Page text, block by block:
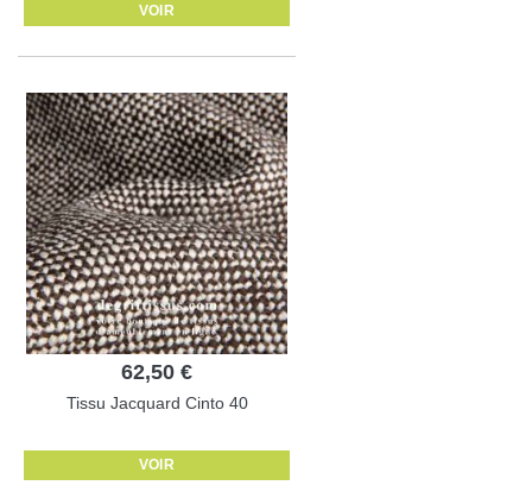
VOIR
62,50 €
Tissu Jacquard Cinto 40
VOIR